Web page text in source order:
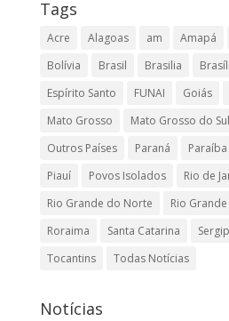
Tags
Acre Alagoas am Amapá
Bolívia
Brasil Brasilia
Espírito Santo
FUNAI Goiás
Mato Grosso
Mato Grosso do Sul
Outros Países
Paraná Paraíba
Piauí
Povos Isolados
Rio de
Rio Grande do Norte
Rio
Roraima
Santa Catarina
Tocantins
Todas Notícias
Notícias